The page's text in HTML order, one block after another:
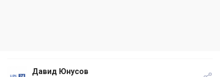
Давид Юнусов